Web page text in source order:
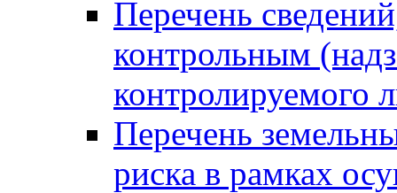
Перечень
контрольным
контролируемого
Перечень
риска в рамках